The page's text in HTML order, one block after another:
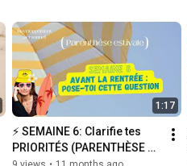
1:17
⚡️ SEMAINE 6: Clarifie tes
PRIORITÉS (PARENTHÈSE